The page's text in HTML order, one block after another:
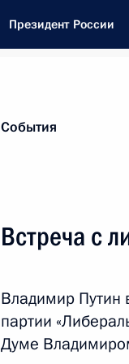
Президент России
События
Встреча с
Владимир Путин
партии
Думе